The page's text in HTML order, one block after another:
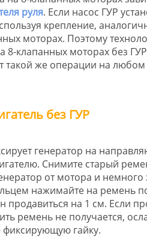
руля. Если насос ГУР
крепление,
моторах. Поэтому
8-клапанных моторах без
такой же операции на
без ГУР
генератор на
Снимите старый
от мотора и немного
нажимайте на ремень
продавиться на 1 см. Если
ремень не получается,
фиксирующую гайку.